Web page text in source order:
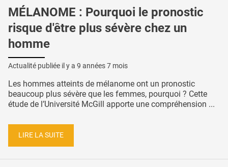
MÉLANOME : Pourquoi le pronostic
risque d'être plus sévère chez un
homme
Actualité publiée il y a 9 années 7 mois
Les hommes atteints de mélanome ont un pronostic
beaucoup plus sévère que les femmes, pourquoi ? Cette
étude de l’Université McGill apporte une compréhension ...
LIRE LA SUITE